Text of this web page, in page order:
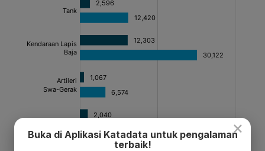
×
Buka di Aplikasi Katadata untuk pengalaman
terbaik!